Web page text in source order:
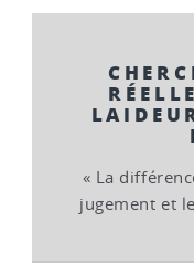
« La
jugement et